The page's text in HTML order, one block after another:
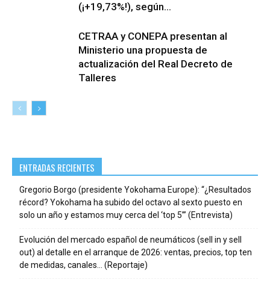
(¡+19,73%!), según...
CETRAA y CONEPA presentan al
Ministerio una propuesta de
actualización del Real Decreto de
Talleres
ENTRADAS RECIENTES
Gregorio Borgo (presidente Yokohama Europe): “¿Resultados
récord? Yokohama ha subido del octavo al sexto puesto en
solo un año y estamos muy cerca del ‘top 5’” (Entrevista)
Evolución del mercado español de neumáticos (sell in y sell
out) al detalle en el arranque de 2026: ventas, precios, top ten
de medidas, canales… (Reportaje)